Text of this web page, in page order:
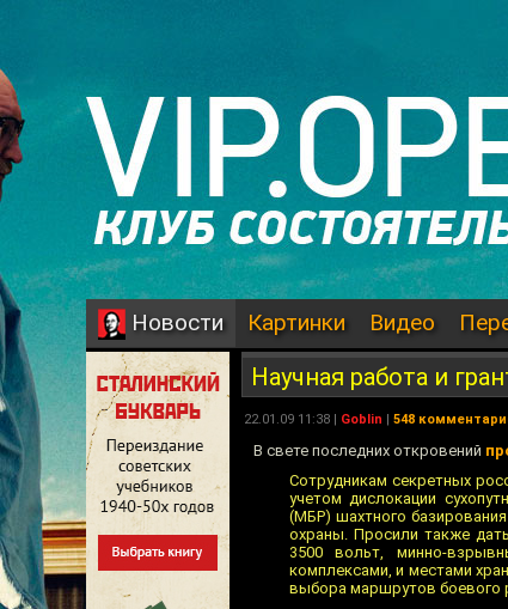
Новости Картинки Видео
Научная работа и
22.01.09 11:38 | Goblin | 548
В свете последних откровений
Сотрудникам секретных
учетом дислокации
(МБР) шахтного
охраны. Просили также
3500 вольт, минно-
комплексами, и местами
выбора маршрутов боевого